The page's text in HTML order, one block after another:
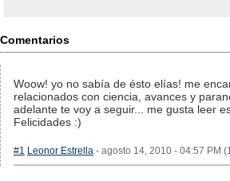
Comentarios
Woow! yo no sabía de ésto elías! me
relacionados con ciencia, avances y
adelante te voy a seguir... me gusta leer
Felicidades :)
#1 Leonor Estrella - agosto 14, 2010 - 04:57 PM